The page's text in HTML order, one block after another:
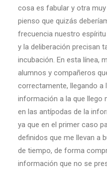
cosa es fabular y otra
pienso que quizás
frecuencia nuestro
y la deliberación precisan
incubación. En esta línea,
alumnos y compañeros
correctamente, llegando a
información a la que llego
en las antípodas de la
ya que en el primer caso
definidos que me llevan a
de tiempo, de forma
información que no se